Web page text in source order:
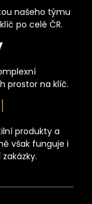
našeho týmu
po celé ČR.
prostor na klíč.
produkty a
však funguje i